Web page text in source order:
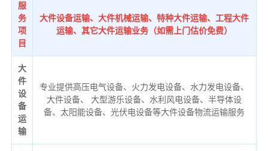
服
务
项
目
大件设备运输、大件机械运输、特种大件运输、工程大件
运输、其它大件运输业务（如需上门估价免费）
大
件
设
备
运
输
专业提供高压电气设备、火力发电设备、水力发电设备、
大件设备、 大型游乐设备、水利风电设备、半导体设
备、太阳能设备、光伏电设备等大件设备物流运输服务